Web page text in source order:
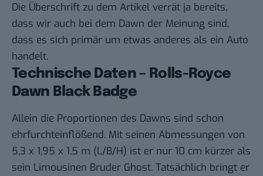
Die Überschrift zu dem Artikel verrät ja bereits,
dass wir auch bei dem Dawn der Meinung sind,
dass es sich primär um etwas anderes als ein Auto
handelt.
Technische Daten – Rolls-Royce
Dawn Black Badge
Allein die Proportionen des Dawns sind schon
ehrfurchteinflößend. Mit seinen Abmessungen von
5,3 x 1,95 x 1,5 m (L/B/H) ist er nur 10 cm kürzer als
sein Limousinen Bruder Ghost. Tatsächlich bringt er